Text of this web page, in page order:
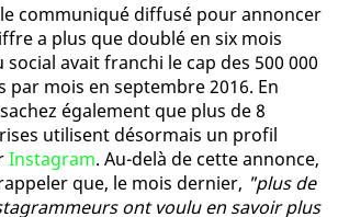
communiqué diffusé pour annoncer
a plus que doublé en six mois
social avait franchi le cap des 500 000
par mois en septembre 2016. En
également que plus de 8
utilisent désormais un profil
Instagram. Au-delà de cette annonce,
que, le mois dernier, "plus de
ont voulu en savoir plus